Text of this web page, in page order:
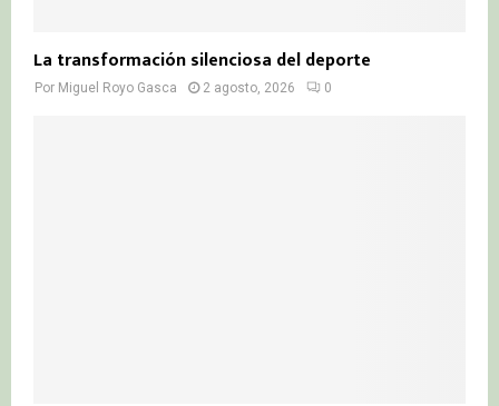
La transformación silenciosa del deporte
Por Miguel Royo Gasca 2 agosto, 2026 0